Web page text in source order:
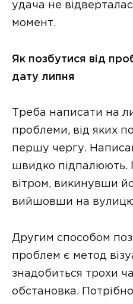
удача не
момент.
Як позбутися від
дату липня
Треба написати на
проблеми, від яких
першу чергу.
швидко підпалюють.
вітром, викинувши
вийшовши на
Другим способом
проблем є метод
знадобиться трохи
обстановка.